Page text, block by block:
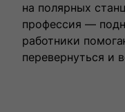
на полярных
профессия —
работники
перевернуться и